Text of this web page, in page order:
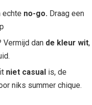
echte no-go. Draag een
Vermijd dan de kleur wit,
niet casual is, de
niks summer chique.